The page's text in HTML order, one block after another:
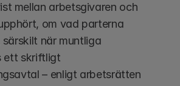
mellan arbetsgivaren och
om vad parterna
när muntliga
ett skriftligt
– enligt arbetsrätten